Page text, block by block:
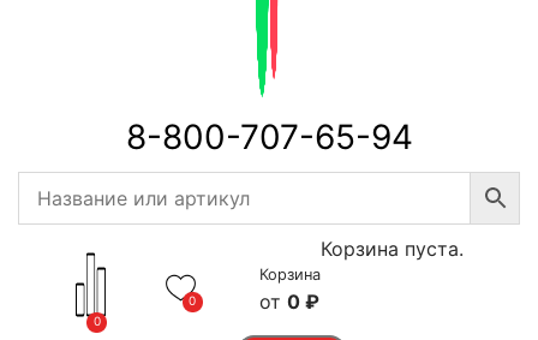
8-800-707-65-94
0
0
Корзина
0 ₽
Корзина пуста.